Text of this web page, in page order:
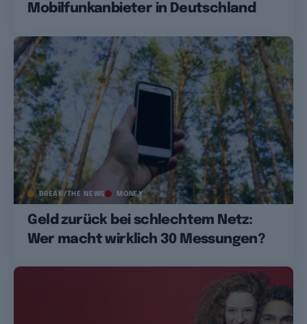
Mobilfunkanbieter in Deutschland
BREAK/THE NEWS MONEY
Geld zurück bei schlechtem Netz:
Wer macht wirklich 30 Messungen?